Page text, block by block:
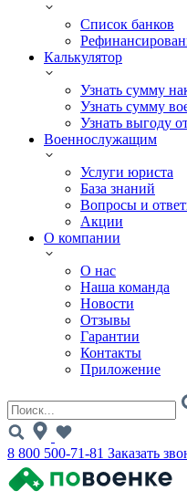
Список банков
Калькулятор
Узнать сумму
Узнать сумму
Узнать выгоду
Военнослужащим
Услуги юриста
База знаний
Вопросы и
Акции
О компании
О нас
Наша команда
Новости
Отзывы
Гарантии
Контакты
Приложение
8 800 500-71-81 Заказать